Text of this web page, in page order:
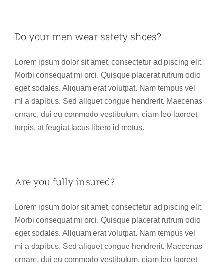
Do your men wear safety shoes?
Lorem ipsum dolor sit amet, consectetur adipiscing elit.
Morbi consequat mi orci. Quisque placerat rutrum odio
eget sodales. Aliquam erat volutpat. Nam tempus vel
mi a dapibus. Sed aliquet congue hendrerit. Maecenas
ornare, dui eu commodo vestibulum, diam leo laoreet
turpis, at feugiat lacus libero id metus.
Are you fully insured?
Lorem ipsum dolor sit amet, consectetur adipiscing elit.
Morbi consequat mi orci. Quisque placerat rutrum odio
eget sodales. Aliquam erat volutpat. Nam tempus vel
mi a dapibus. Sed aliquet congue hendrerit. Maecenas
ornare, dui eu commodo vestibulum, diam leo laoreet